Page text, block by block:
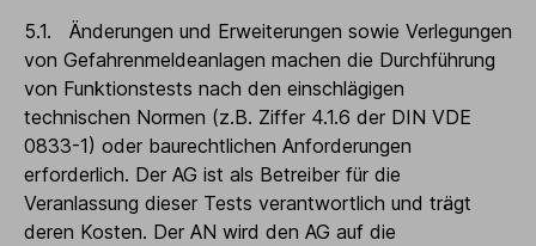
5.1. Änderungen und Erweiterungen sowie Verlegungen
von Gefahrenmeldeanlagen machen die Durchführung
von Funktionstests nach den einschlägigen
technischen Normen (z.B. Ziffer 4.1.6 der DIN VDE
0833-1) oder baurechtlichen Anforderungen
erforderlich. Der AG ist als Betreiber für die
Veranlassung dieser Tests verantwortlich und trägt
deren Kosten. Der AN wird den AG auf die